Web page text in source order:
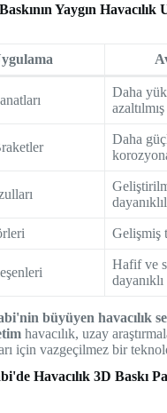
Yaygın Havacılık
Daha
Daha
Gelişmiş
Hafif ve
dayanıklı
büyüyen havacılık
havacılık, uzay
için vazgeçilmez bir
Havacılık 3D Baskı